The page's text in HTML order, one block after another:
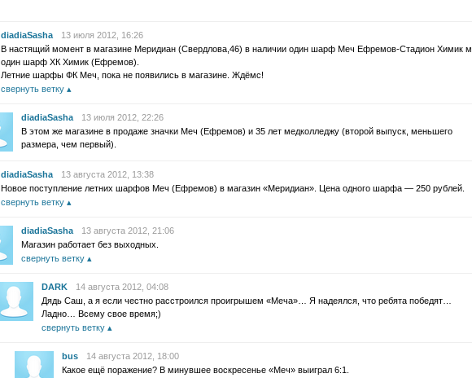
diadiaSasha
13 июля 2012, 16:26
В настящий момент в магазине Меридиан (Свердлова,46) в наличии один шарф Меч Ефремов-Стадион Химик м
один шарф ХК Химик (Ефремов).
Летние шарфы ФК Меч, пока не появились в магазине. Ждёмс!
свернуть ветку
diadiaSasha
13 июля 2012, 22:26
В этом же магазине в продаже значки Меч (Ефремов) и 35 лет медколледжу (второй выпуск, меньшего
размера, чем первый).
diadiaSasha 13 августа 2012, 13:38
Новое поступление летних шарфов Меч (Ефремов) в магазин «Меридиан». Цена одного шарфа — 250 рублей.
свернуть ветку
diadiaSasha 13 августа 2012, 21:06
Магазин работает без выходных.
свернуть ветку
DARK 14 августа 2012, 04:08
Дядь Саш, а я если честно расстроился проигрышем «Меча»… Я надеялся, что ребята победят…
Ладно… Всему свое время;)
свернуть ветку
bus 14 августа 2012, 18:00
Какое ещё поражение? В минувшее воскресенье «Меч» выиграл 6:1.